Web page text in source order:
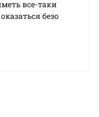
все-таки
безо